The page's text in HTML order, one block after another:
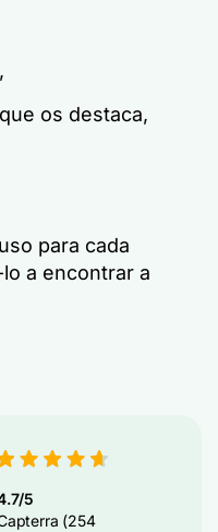
os destaca,
para cada
a encontrar a
5
(254